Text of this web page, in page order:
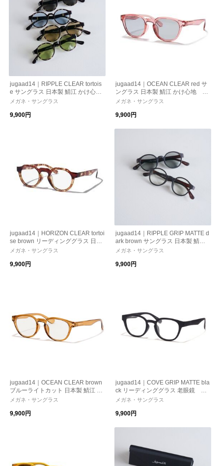
jugaad14｜RIPPLE CLEAR tortois
e サングラス 日本製 鯖江 かけ心
地 ストレスフリー 機能性レンズ
ト
メガネ・サングラス
9,900円
jugaad14｜OCEAN CLEAR red サ
ングラス 日本製 鯖江 かけ心地 ス
トレスフリー 機能性レンズ 紫外線
メガネ・サングラス
9,900円
jugaad14｜HORIZON CLEAR tortoi
se brown リーディンググラス 日本
製 鯖江 かけ心地 ストレスフリー
メガネ・サングラス
9,900円
jugaad14｜RIPPLE GRIP MATTE d
ark brown サングラス 日本製 鯖江
かけ心地 ストレスフリー 機能性
日 ギフト
メガネ・サングラス
9,900円
jugaad14｜OCEAN CLEAR brown
ブルーライトカット 日本製 鯖江 か
け心地 ストレスフリー 機能性レ
ホ向け
メガネ・サングラス
9,900円
jugaad14｜COVE GRIP MATTE bla
ck リーディンググラス 老眼鏡 日
本製 鯖江 かけ心地 機能性レンズ
メガネ・サングラス
9,900円